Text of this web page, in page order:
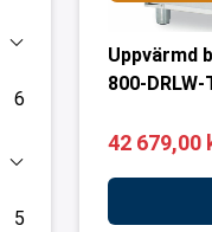
6
5
Uppvärmd
800-DRLW-
42 679,00